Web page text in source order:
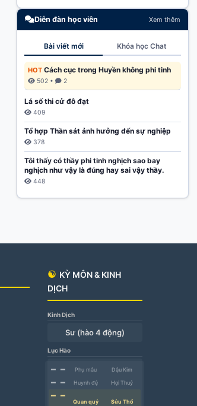
Diễn đàn học viên Xem thêm
Bài viết mới Khóa học Chat
HOT Cách cục trong Huyền không phi tinh
502 • 2
Lá số thi cử đỗ đạt
409
Tổ hợp Thần sát ảnh hưởng đến sự nghiệp
378
Tôi thấy có thầy phi tinh nghịch sao bay
nghịch như vậy là đúng hay sai vậy thầy.
448
☯ KỲ MÔN & KINH
DỊCH
Kinh Dịch
Sư (hào 4 động)
Lục Hào
━ ━ Phụ mẫu Dậu Kim
━ ━ Huynh đệ Hợi Thuỷ
━ ━
Quan quỷ Sửu Thổ